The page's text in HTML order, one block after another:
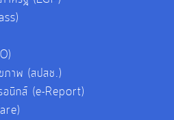
ภาพ (สปสช.)
อนิกส์ (e-Report)